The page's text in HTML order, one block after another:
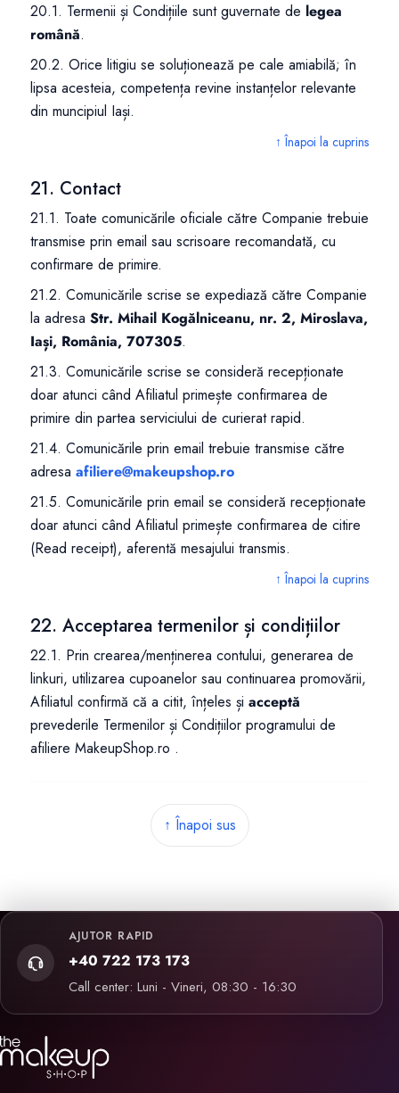
20.1. Termenii și Condițiile sunt guvernate de legea
română.
20.2. Orice litigiu se soluționează pe cale amiabilă; în
lipsa acesteia, competența revine instanțelor relevante
din muncipiul Iași.
↑ Înapoi la cuprins
21. Contact
21.1. Toate comunicările oficiale către Companie trebuie
transmise prin email sau scrisoare recomandată, cu
confirmare de primire.
21.2. Comunicările scrise se expediază către Companie
la adresa Str. Mihail Kogălniceanu, nr. 2, Miroslava,
Iași, România, 707305.
21.3. Comunicările scrise se consideră recepționate
doar atunci când Afiliatul primește confirmarea de
primire din partea serviciului de curierat rapid.
21.4. Comunicările prin email trebuie transmise către
adresa afiliere@makeupshop.ro
21.5. Comunicările prin email se consideră recepționate
doar atunci când Afiliatul primește confirmarea de citire
(Read receipt), aferentă mesajului transmis.
↑ Înapoi la cuprins
22. Acceptarea termenilor și condițiilor
22.1. Prin crearea/menținerea contului, generarea de
linkuri, utilizarea cupoanelor sau continuarea promovării,
Afiliatul confirmă că a citit, înțeles și acceptă
prevederile Termenilor și Condițiilor programului de
afiliere MakeupShop.ro .
↑ Înapoi sus
AJUTOR RAPID
+40 722 173 173
Call center: Luni - Vineri, 08:30 - 16:30